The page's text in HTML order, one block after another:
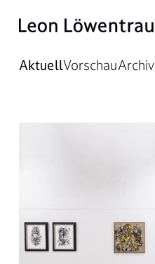
AktuellVorschauArchiv